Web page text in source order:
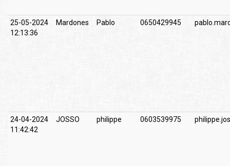
25-05-2024
12:13:36
Mardones Pablo 0650429945
24-04-2024
11:42:42
JOSSO philippe 0603539975